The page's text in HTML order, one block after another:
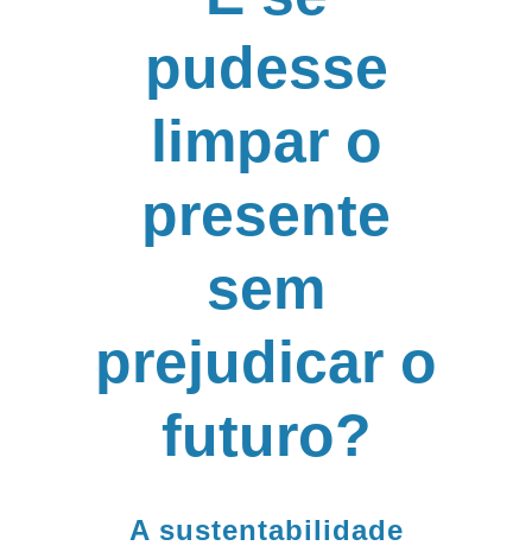
pudesse
limpar o
presente
sem
prejudicar o
futuro?
A sustentabilidade